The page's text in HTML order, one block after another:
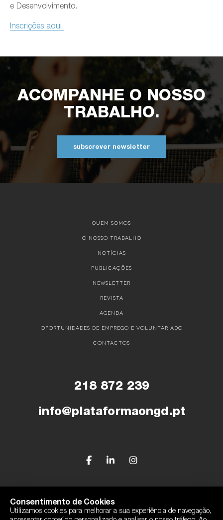
e Desenvolvimento.
Inscrições aqui.
ACOMPANHE O NOSSO
TRABALHO.
subscrever newsletter
QUEM SOMOS
O NOSSO TRABALHO
NOTÍCIAS
PUBLICAÇÕES
NEWSLETTER
REVISTA
AGENDA
OPORTUNIDADES DE EMPREGO E VOLUNTARIADO
CONTACTOS
218 872 239
info@plataformaongd.pt
Política de Privacidade
Consentimento de Cookies
Utilizamos cookies para melhorar a sua experiência de navegação,